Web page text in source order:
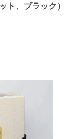
ト、ブラック）